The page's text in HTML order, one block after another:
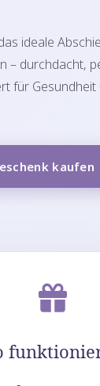
ideale
– durchdacht,
für Gesundheit
kaufen